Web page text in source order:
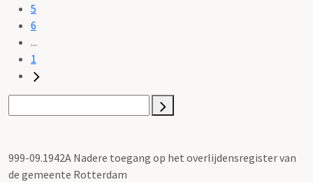
5
6
...
1
999-09.1942A Nadere toegang op het overlijdensregister van
de gemeente Rotterdam